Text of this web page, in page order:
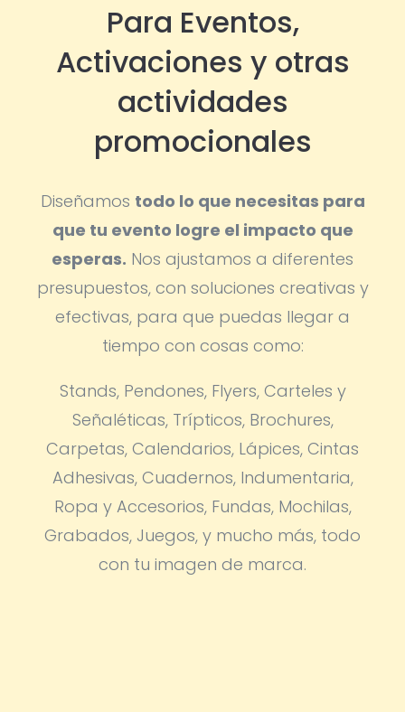
Para Eventos,
Activaciones y otras
actividades
promocionales
Diseñamos todo lo que necesitas para
que tu evento logre el impacto que
esperas. Nos ajustamos a diferentes
presupuestos, con soluciones creativas y
efectivas, para que puedas llegar a
tiempo con cosas como:
Stands, Pendones, Flyers, Carteles y
Señaléticas, Trípticos, Brochures,
Carpetas, Calendarios, Lápices, Cintas
Adhesivas, Cuadernos, Indumentaria,
Ropa y Accesorios, Fundas, Mochilas,
Grabados, Juegos, y mucho más, todo
con tu imagen de marca.